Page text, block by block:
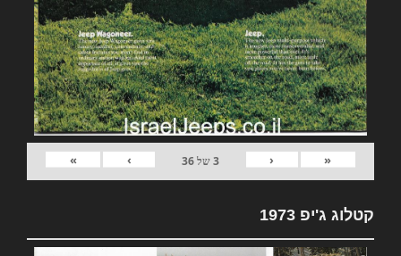
«
‹
3של36
›
»
קטלוג ג'יפ 1973